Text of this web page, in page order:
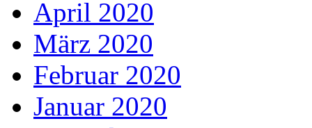
April 2020
März 2020
Februar 2020
Januar 2020